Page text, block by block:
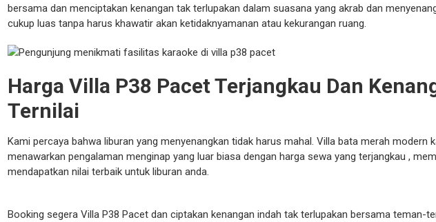
bersama dan menciptakan kenangan tak terlupakan dalam suasana yang akrab dan
cukup luas tanpa harus khawatir akan ketidaknyamanan atau kekurangan ruang.
Harga Villa P38 Pacet Terjangkau Dan
Ternilai
Kami percaya bahwa liburan yang menyenangkan tidak harus mahal. Villa bata merah modern
menawarkan pengalaman menginap yang luar biasa dengan harga sewa yang terjangkau ,
mendapatkan nilai terbaik untuk liburan anda.
Booking segera Villa P38 Pacet dan ciptakan kenangan indah tak terlupakan bersama teman-